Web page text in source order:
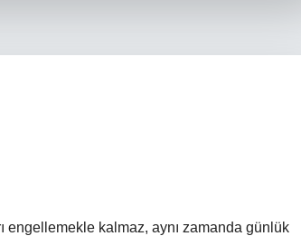
engellemekle kalmaz, aynı zamanda günlük